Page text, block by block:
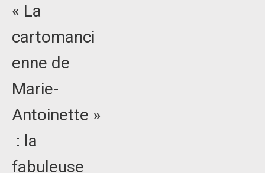
« La
cartomanci
enne de
Marie-
Antoinette »
: la
fabuleuse